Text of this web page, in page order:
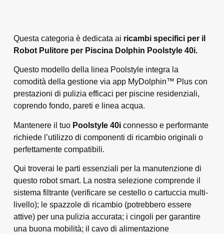
Questa categoria è dedicata ai ricambi specifici per il
Robot Pulitore per Piscina Dolphin Poolstyle 40i.
Questo modello della linea Poolstyle integra la
comodità della gestione via app MyDolphin™ Plus con
prestazioni di pulizia efficaci per piscine residenziali,
coprendo fondo, pareti e linea acqua.
Mantenere il tuo Poolstyle 40iconnesso e performante
richiede l’utilizzo di componenti di ricambio originali o
perfettamente compatibili.
Qui troverai le parti essenziali per la manutenzione di
questo robot smart. La nostra selezione comprende il
sistema filtrante (verificare se cestello o cartuccia multi-
livello); le spazzole di ricambio (potrebbero essere
attive) per una pulizia accurata; i cingoli per garantire
una buona mobilità; il cavo di alimentazione